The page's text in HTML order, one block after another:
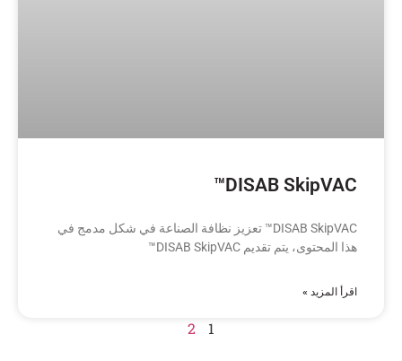
DISAB SkipVAC™
DISAB SkipVAC™ تعزيز نظافة الصناعة في شكل مدمج في
هذا المحتوى، يتم تقديم DISAB SkipVAC™
اقرأ المزيد »
2